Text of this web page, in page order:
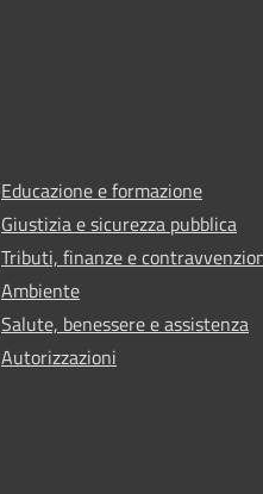
Educazione e formazione
Giustizia e sicurezza pubblica
Tributi, finanze e
Ambiente
Salute, benessere e assistenza
Autorizzazioni